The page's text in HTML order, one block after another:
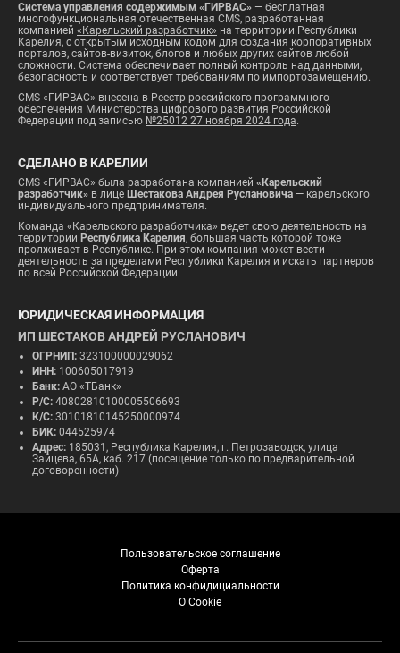
Система управления содержимым «ГИРВАС» — бесплатная
многофункциональная отечественная CMS, разработанная
компанией «Карельский разработчик» на территории Республики
Карелия, с открытым исходным кодом для создания корпоративных
порталов, сайтов-визиток, блогов и любых других сайтов любой
сложности. Система обеспечивает полный контроль над данными,
безопасность и соответствует требованиям по импортозамещению.
CMS «ГИРВАС» внесена в Реестр российского программного
обеспечения Министерства цифрового развития Российской
Федерации под записью №25012 27 ноября 2024 года.
СДЕЛАНО В КАРЕЛИИ
CMS «ГИРВАС» была разработана компанией «Карельский
разработчик» в лице Шестакова Андрея Руслановича — карельского
индивидуального предпринимателя.
Команда «Карельского разработчика» ведет свою деятельность на
территории Республика Карелия, большая часть которой тоже
пролживает в Республике. При этом компания может вести
деятельность за пределами Республики Карелия и искать партнеров
по всей Российской Федерации.
ЮРИДИЧЕСКАЯ ИНФОРМАЦИЯ
ИП ШЕСТАКОВ АНДРЕЙ РУСЛАНОВИЧ
ОГРНИП: 323100000029062
ИНН: 100605017919
Банк: АО «ТБанк»
Р/С: 40802810100005506693
К/С: 30101810145250000974
БИК: 044525974
Адрес: 185031, Республика Карелия, г. Петрозаводск, улица
Зайцева, 65А, каб. 217 (посещение только по предварительной
договоренности)
Пользовательское соглашение
Оферта
Политика конфидициальности
О Cookie